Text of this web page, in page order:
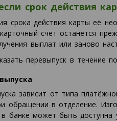
срок действия
срока действия карты её
счёт останется
выплат или заново
перевыпуск в течение
зависит от типа
обращении в отделение.
банке может быть доступна